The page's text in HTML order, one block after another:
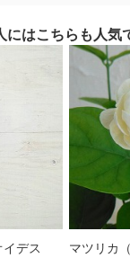
にはこちらも人気
デス
マツリカ